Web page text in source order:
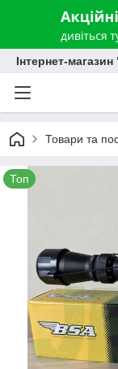
Інтернет-
Товари та
Топ